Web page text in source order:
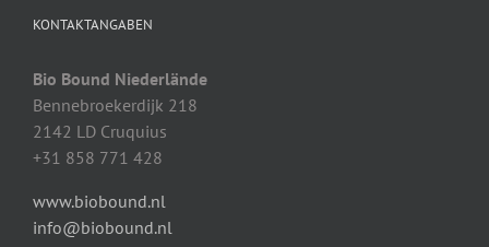
KONTAKTANGABEN
Bio Bound Niederlände
Bennebroekerdijk 218
2142 LD Cruquius
+31 858 771 428
www.biobound.nl
info@biobound.nl